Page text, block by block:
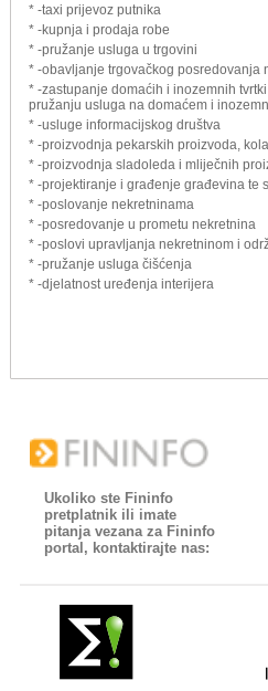
* -taxi prijevoz putnika
* -kupnja i prodaja robe
* -pružanje usluga u trgovini
* -obavljanje trgovačkog posredovanja
* -zastupanje domaćih i inozemnih
pružanju usluga na domaćem i
* -usluge informacijskog društva
* -proizvodnja pekarskih proizvoda,
* -proizvodnja sladoleda i mliječnih
* -projektiranje i građenje građevina te
* -poslovanje nekretninama
* -posredovanje u prometu nekretnina
* -poslovi upravljanja nekretninom i
* -pružanje usluga čišćenja
* -djelatnost uređenja interijera
Ukoliko ste Fininfo
pretplatnik ili imate
pitanja vezana za Fininfo
portal, kontaktirajte nas: